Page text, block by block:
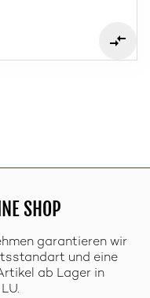
SHOP
garantieren wir
und eine
ab Lager in